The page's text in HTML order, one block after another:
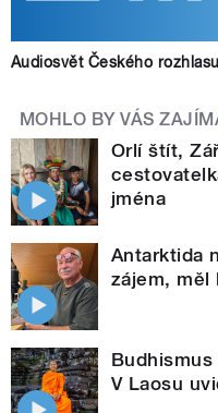
Audiosvět Českého
MOHLO BY VÁS
Orlí štít,
jména
Antarktida
zájem,
V Laosu